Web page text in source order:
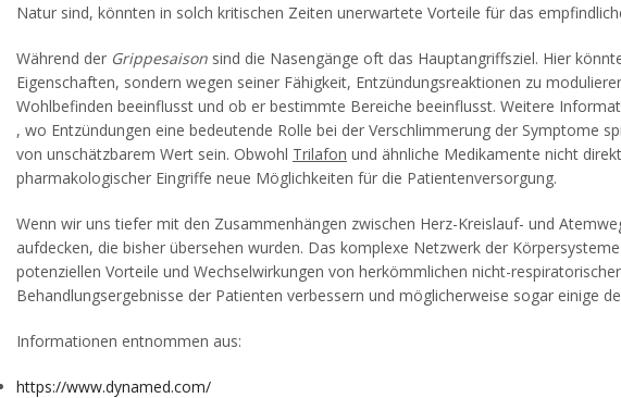
Natur sind, könnten in solch kritischen Zeiten unerwartete Vorteile für das
Während der Grippesaison sind die Nasengänge oft das Hauptangriffsziel. Hier
Eigenschaften, sondern wegen seiner Fähigkeit, Entzündungsreaktionen zu
Wohlbefinden beeinflusst und ob er bestimmte Bereiche beeinflusst. Weitere
, wo Entzündungen eine bedeutende Rolle bei der Verschlimmerung der Symptome
von unschätzbarem Wert sein. Obwohl Trilafon und ähnliche Medikamente nicht
pharmakologischer Eingriffe neue Möglichkeiten für die Patientenversorgung.
Wenn wir uns tiefer mit den Zusammenhängen zwischen Herz-Kreislauf- und
aufdecken, die bisher übersehen wurden. Das komplexe Netzwerk der
potenziellen Vorteile und Wechselwirkungen von herkömmlichen nicht-
Behandlungsergebnisse der Patienten verbessern und möglicherweise sogar einige
Informationen entnommen aus:
https://www.dynamed.com/